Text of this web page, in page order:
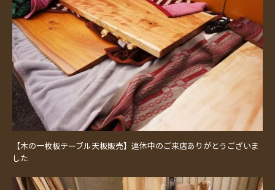
【木の一枚板テーブル天板販売】連休中のご来店ありがとうございま
した